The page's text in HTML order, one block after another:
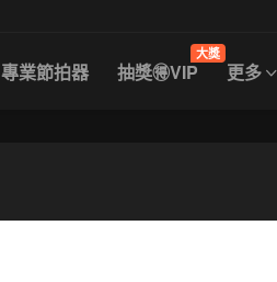
專業節拍器 抽獎🉐VIP
大獎
更多